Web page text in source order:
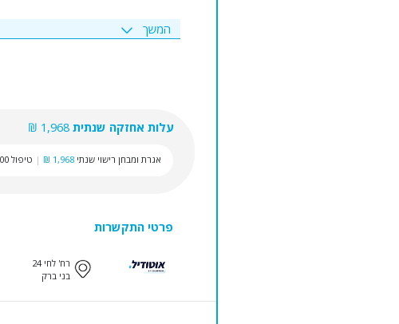
המשך
עלות אחזקה שנתית 1,968 ₪
אגרת ומבחן רישוי שנתי 1,968 ₪
| טיפול 75,000
פרטי התקשרות
רח' לחי 24
בני ברק